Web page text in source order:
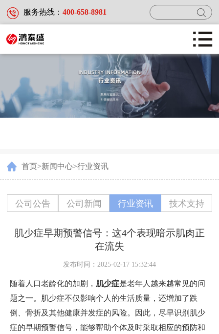
服务热线： 400-658-8981
首页
服务及案例
关于鸿泰盛
首页>新闻中心>行业资讯
公司公告 公司新闻 行业资讯 技术支持
肌少症早期预警信号：这4个表现暗示肌肉正
在流失
发布时间：2025-02-17 15:32:44
随着人口老龄化的加剧， 肌少症是老年人越来越常见的问
题之一。肌少症不仅影响个人的生活质量，还增加了跌
倒、骨折及其他健康并发症的风险。因此，尽早识别肌少
症的早期预警信号，能够帮助个体及时采取相应的预防和